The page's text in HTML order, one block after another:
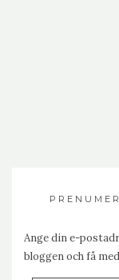
Ange din e-
bloggen och få